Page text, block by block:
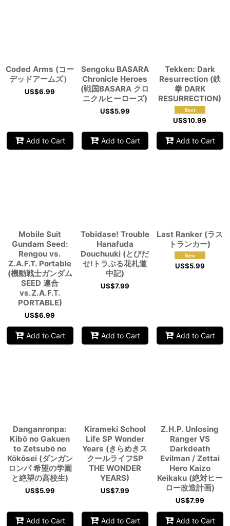
Coded Arms (コー
デッドアームズ）
US$6.99
Add to Cart
Sengoku BASARA
Chronicle Heroes
(戦国BASARA クロ
ニクルヒーローズ)
US$5.99
Add to Cart
Tekken: Dark
Resurrection (鉄
拳 DARK
RESURRECTION)
US$10.99
Add to Cart
Mobile Suit
Gundam Seed:
Rengou vs.
Z.A.F.T. Portable
(機動戦士ガンダム
SEED 連合
vs.Z.A.F.T.
PORTABLE)
US$6.99
Add to Cart
Tobidase! Trouble
Hanafuda
Douchuuki (とびだ
せ!トラぶる花札道
中記)
US$7.99
Add to Cart
Last Ranker (ラス
トランカー)
US$5.99
Add to Cart
Danganronpa:
Kibō no Gakuen
to Zetsubō no
Kōkōsei (ダンガン
ロンパ 希望の学園
と絶望の高校生)
US$5.99
Add to Cart
Kirameki School
Life SP Wonder
Years (きらめきス
クールライフSP
THE WONDER
YEARS)
US$7.99
Add to Cart
Z.H.P. Unlosing
Ranger VS
Darkdeath
Evilman / Zettai
Hero Kaizo
Keikaku (絶対ヒー
ロー改造計画)
US$7.99
Add to Cart